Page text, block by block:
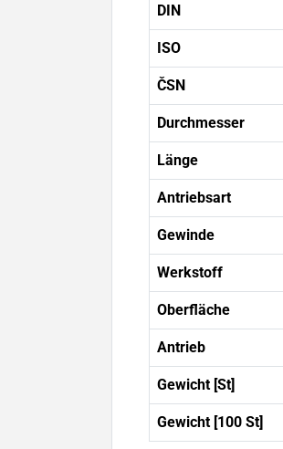
DIN
ISO
ČSN
Durchmesser
Länge
Antriebsart
Gewinde
Werkstoff
Oberfläche
Antrieb
Gewicht [St]
Gewicht [100 St]